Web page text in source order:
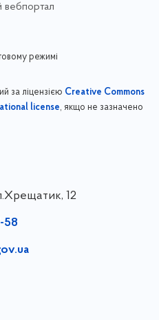
вебпортал
режимі
за ліцензією Creative Commons
license, якщо не зазначено
12
58